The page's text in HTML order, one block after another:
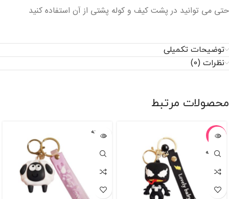
حتی می توانید در پشت کیف و کوله پشتی از آن استفاده کنید
توضیحات تکمیلی
نظرات (0)
محصولات مرتبط
-10%
فروخته
فروخته
شده